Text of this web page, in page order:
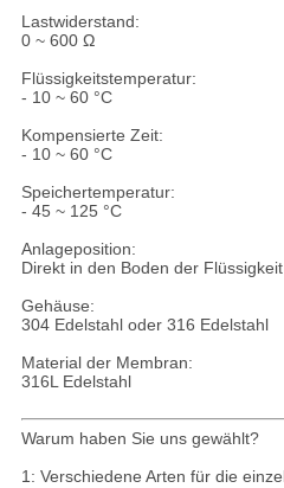
Lastwiderstand:
0 ~ 600 Ω
Flüssigkeitstemperatur:
- 10 ~ 60 °C
Kompensierte Zeit:
- 10 ~ 60 °C
Speichertemperatur:
- 45 ~ 125 °C
Anlageposition:
Direkt in den Boden der Flüssigkeit
Gehäuse:
304 Edelstahl oder 316 Edelstahl
Material der Membran:
316L Edelstahl
Warum haben Sie uns gewählt?
1: Verschiedene Arten für die